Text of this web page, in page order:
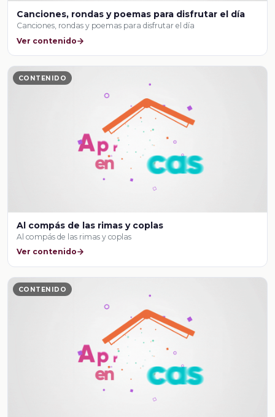
Canciones, rondas y poemas para disfrutar el día
Canciones, rondas y poemas para disfrutar el día
Ver contenido
CONTENIDO
Al compás de las rimas y coplas
Al compás de las rimas y coplas
Ver contenido
CONTENIDO